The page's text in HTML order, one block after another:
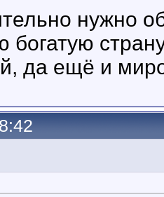
нужно
да ещё и